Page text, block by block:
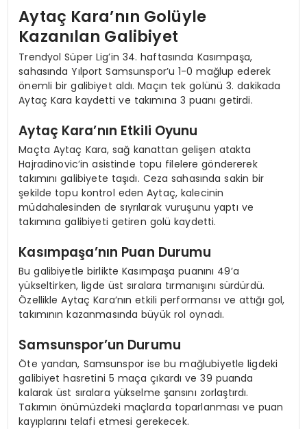
Aytaç Kara’nın Golüyle
Kazanılan Galibiyet
Trendyol Süper Lig’in 34. haftasında Kasımpaşa,
sahasında Yılport Samsunspor’u 1-0 mağlup ederek
önemli bir galibiyet aldı. Maçın tek golünü 3. dakikada
Aytaç Kara kaydetti ve takımına 3 puanı getirdi.
Aytaç Kara’nın Etkili Oyunu
Maçta Aytaç Kara, sağ kanattan gelişen atakta
Hajradinovic’in asistinde topu filelere göndererek
takımını galibiyete taşıdı. Ceza sahasında sakin bir
şekilde topu kontrol eden Aytaç, kalecinin
müdahalesinden de sıyrılarak vuruşunu yaptı ve
takımına galibiyeti getiren golü kaydetti.
Kasımpaşa’nın Puan Durumu
Bu galibiyetle birlikte Kasımpaşa puanını 49’a
yükseltirken, ligde üst sıralara tırmanışını sürdürdü.
Özellikle Aytaç Kara’nın etkili performansı ve attığı gol,
takımının kazanmasında büyük rol oynadı.
Samsunspor’un Durumu
Öte yandan, Samsunspor ise bu mağlubiyetle ligdeki
galibiyet hasretini 5 maça çıkardı ve 39 puanda
kalarak üst sıralara yükselme şansını zorlaştırdı.
Takımın önümüzdeki maçlarda toparlanması ve puan
kayıplarını telafi etmesi gerekecek.